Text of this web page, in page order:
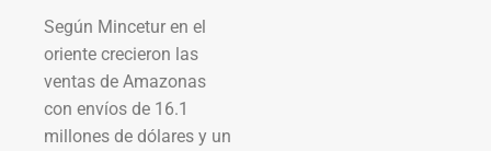
Según Mincetur en el
oriente crecieron las
ventas de Amazonas
con envíos de 16.1
millones de dólares y un